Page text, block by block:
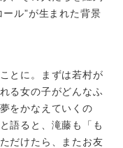
ル”が生まれた背景
とに。まずは若村が
る女の子がどんなふ
をかなえていくの
語ると、滝藤も「も
だけたら、またお友